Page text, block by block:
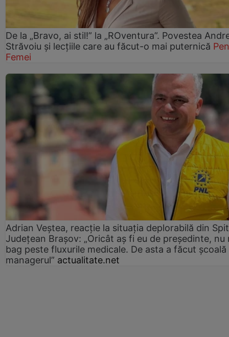
De la „Bravo, ai stil!” la „ROventura”. Povestea
Străvoiu și lecțiile care au făcut-o mai puternică
Femei
Adrian Veștea, reacție la situația deplorabilă din
Județean Brașov: „Oricât aș fi eu de președinte, nu
bag peste fluxurile medicale. De asta a făcut școală
managerul” actualitate.net